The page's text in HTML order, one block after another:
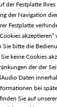
uns
(
der Festplatte
der Navigation
Festplatte
Sie bitte die
keine Cookies
der der
Daten
bei
Sie auf